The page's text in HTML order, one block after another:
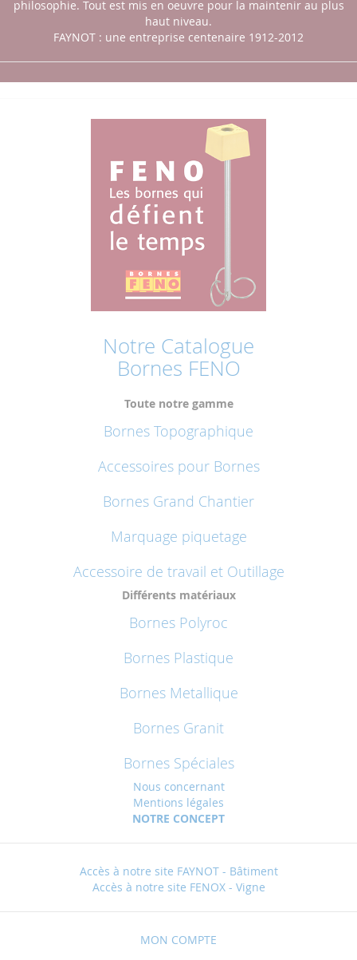
philosophie. Tout est mis en oeuvre pour la maintenir au plus
haut niveau.
FAYNOT : une entreprise centenaire 1912-2012
Notre Catalogue
Bornes FENO
Toute notre gamme
Bornes Topographique
Accessoires pour Bornes
Bornes Grand Chantier
Marquage piquetage
Accessoire de travail et Outillage
Différents matériaux
Bornes Polyroc
Bornes Plastique
Bornes Metallique
Bornes Granit
Bornes Spéciales
Nous concernant
Mentions légales
NOTRE CONCEPT
Accès à notre site FAYNOT - Bâtiment
Accès à notre site FENOX - Vigne
MON COMPTE